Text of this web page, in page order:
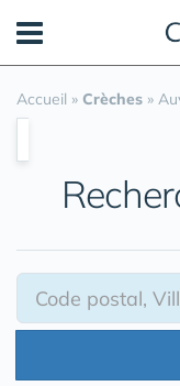
Accueil » Crèches »